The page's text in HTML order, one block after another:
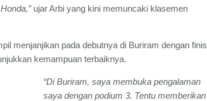
ujar Arbi yang kini memuncaki klasemen
menjanjikan pada debutnya di Buriram dengan finis
kemampuan terbaiknya.
“Di Buriram, saya membuka pengalaman
saya dengan podium 3. Tentu memberikan